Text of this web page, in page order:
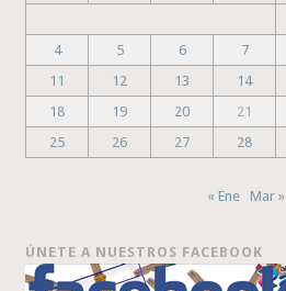
4
5 6 7
11
12 13 14
18
19 20 21
25
26 27 28
« Ene Mar »
ÚNETE A NUESTROS FACEBOOK